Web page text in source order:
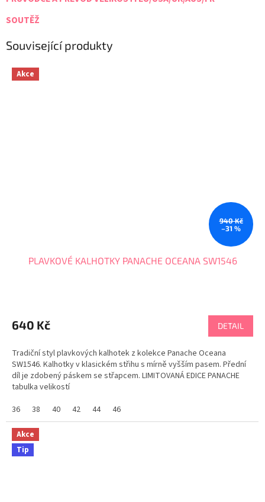
SOUTĚŽ
Související produkty
Akce
940 Kč
–31 %
PLAVKOVÉ KALHOTKY PANACHE OCEANA SW1546
640 Kč DETAIL
Tradiční styl plavkových kalhotek z kolekce Panache Oceana
SW1546. Kalhotky v klasickém střihu s mírně vyšším pasem. Přední
díl je zdobený páskem se střapcem. LIMITOVANÁ EDICE PANACHE
tabulka velikostí
36
38 40 42 44 46
Akce
Tip